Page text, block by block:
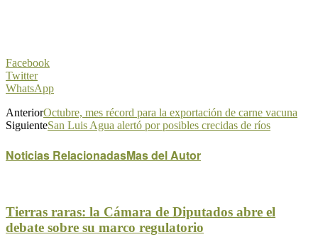
Facebook
Twitter
WhatsApp
AnteriorOctubre, mes récord para la exportación de carne vacuna
SiguienteSan Luis Agua alertó por posibles crecidas de ríos
Noticias RelacionadasMas del Autor
Tierras raras: la Cámara de Diputados abre el
debate sobre su marco regulatorio